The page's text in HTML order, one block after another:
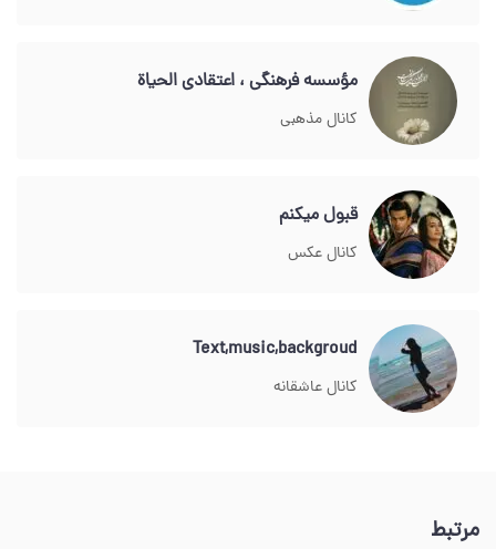
مؤسسه فرهنگی ، اعتقادی الحیاة
کانال مذهبی
قبول میکنم
کانال عکس
Text,music,backgroud
کانال عاشقانه
مرتبط